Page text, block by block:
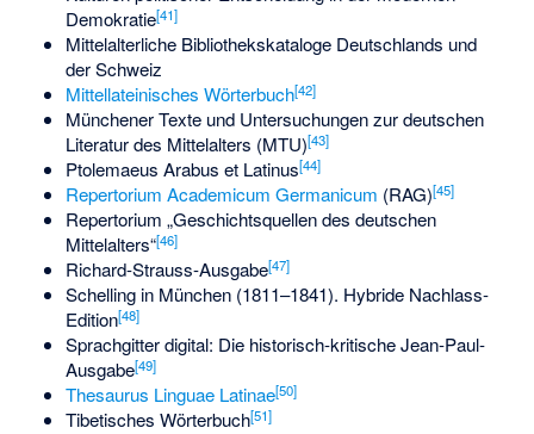
Demokratie[41]
Mittelalterliche Bibliothekskataloge Deutschlands und
der Schweiz
Mittellateinisches Wörterbuch[42]
Münchener Texte und Untersuchungen zur deutschen
Literatur des Mittelalters (MTU)[43]
Ptolemaeus Arabus et Latinus[44]
Repertorium Academicum Germanicum (RAG)[45]
Repertorium „Geschichtsquellen des deutschen
Mittelalters“[46]
Richard-Strauss-Ausgabe[47]
Schelling in München (1811–1841). Hybride Nachlass-
Edition[48]
Sprachgitter digital: Die historisch-kritische Jean-Paul-
Ausgabe[49]
Thesaurus Linguae Latinae[50]
Tibetisches Wörterbuch[51]